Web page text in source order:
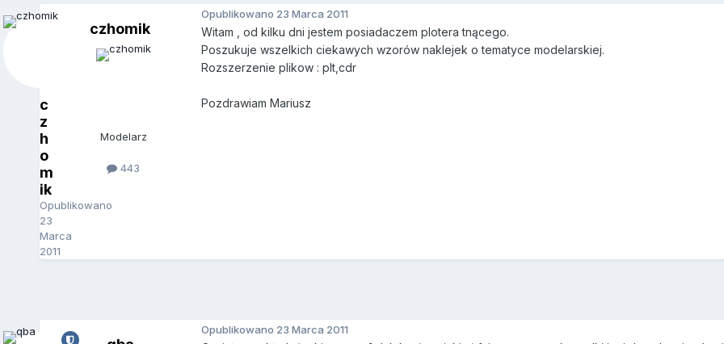
c
z
h
o
m
ik
Opublikowano
23
Marca
2011
czhomik
Modelarz
443
Opublikowano 23 Marca 2011
Witam , od kilku dni jestem posiadaczem plotera tnącego.
Poszukuje wszelkich ciekawych wzorów naklejek o tematyce modelarskiej.
Rozszerzenie plikow : plt,cdr
Pozdrawiam Mariusz
Opublikowano 23 Marca 2011